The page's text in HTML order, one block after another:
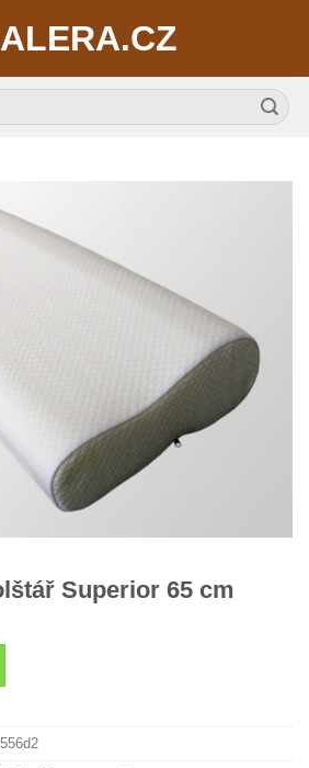
Superior 65 cm